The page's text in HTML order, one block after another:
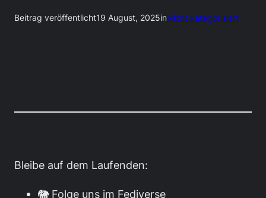
Beitrag veröffentlicht19 August, 2025inNicht kategorisiert
Bleibe auf dem Laufenden:
🐘 Folge uns im Fediverse